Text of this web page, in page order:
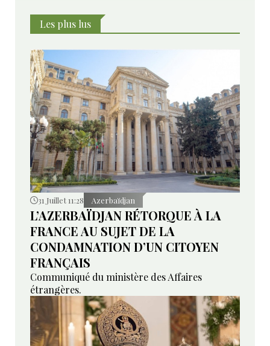
Les plus lus
31 Juillet 11:28 Azerbaïdjan
L’AZERBAÏDJAN RÉTORQUE À LA
FRANCE AU SUJET DE LA
CONDAMNATION D’UN CITOYEN
FRANÇAIS
Communiqué du ministère des Affaires
étrangères.